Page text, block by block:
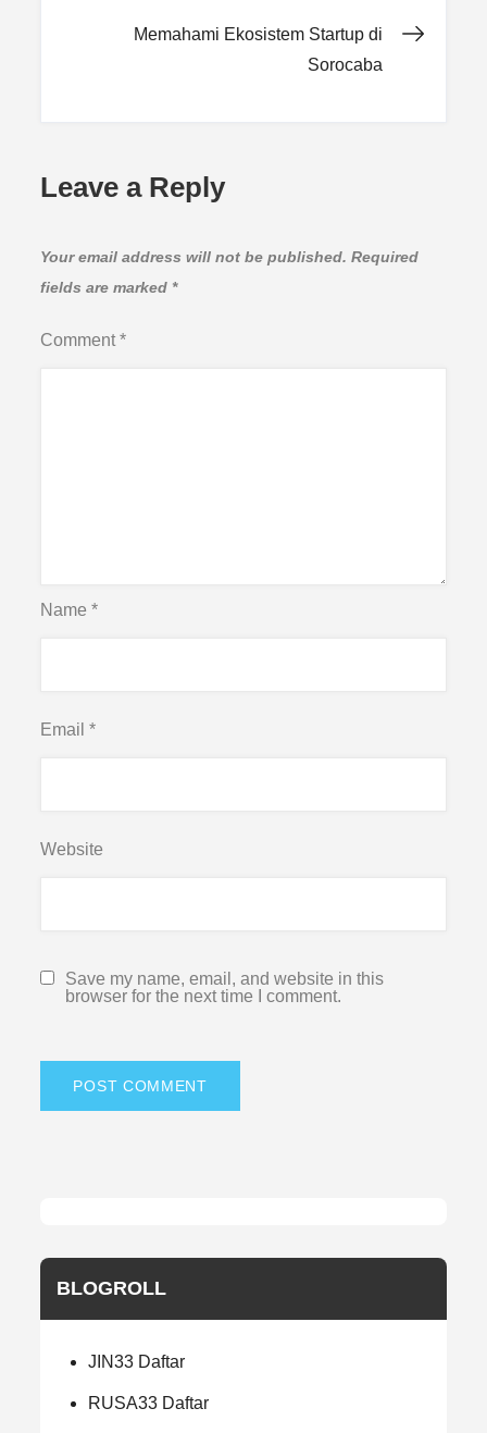
Memahami Ekosistem Startup di
Sorocaba
Leave a Reply
Your email address will not be published. Required
fields are marked *
Comment*
Name*
Email*
Website
Save my name, email, and website in this
browser for the next time I comment.
BLOGROLL
JIN33 Daftar
RUSA33 Daftar